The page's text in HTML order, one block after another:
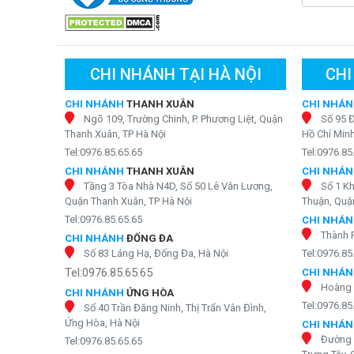
Lõi CTO 20 inch + lõi sợi 1 micron:
sót lại, giúp nước trong và không còn mùi lạ.
Màng RO Canature 500G NPI:
Sử dụng cốt
năng loại bỏ tới 99% kim loại nặng, vi khuẩn,
Lõi T33 – Than hoạt tính gáo dừa Jacobi
nhiên, giúp nước dễ uống và tốt cho sức khỏe.
2 màng UF Tanklife:
Bổ sung lớp lọc siêu tinh,
giữ lại các khoáng chất tự nhiên có lợi. Nước
Bộ Y tế.
Nước được lọc qua máy lọc nước bán công nghiệpRO
chất lượng nước uống trực tiếp theo Quy chuẩn kỹ thuật
Công nghệ làm nóng - lạnh đột phá
CHI NHÁNH TẠI HÀ NỘI
CHI NHÁNH THANH XUÂN
Ngõ 109, Trường Chinh, P. Phương Liệt, Quận
Thanh Xuân, TP Hà Nội
Tel:0976.85.65.65
CHI NHÁNH THANH XUÂN
Tầng 3 Tòa Nhà N4D, Số 50 Lê Văn Lương,
Quận Thanh Xuân, TP Hà Nội
Tel:0976.85.65.65
CHI NHÁNH ĐỐNG ĐA
Số 83 Láng Hạ, Đống Đa, Hà Nội
Tel:0976.85.65.65
CHI NHÁNH ỨNG HÒA
Số 40 Trần Đăng Ninh, Thị Trấn Vân Đình,
Ứng Hòa, Hà Nội
Tel:0976.85.65.65
CHI
Số 95
Hồ Chí Minh
CHI
Số 1
Thuận,
CHI
Thành
CHI
Hoàng
CHI
Đường